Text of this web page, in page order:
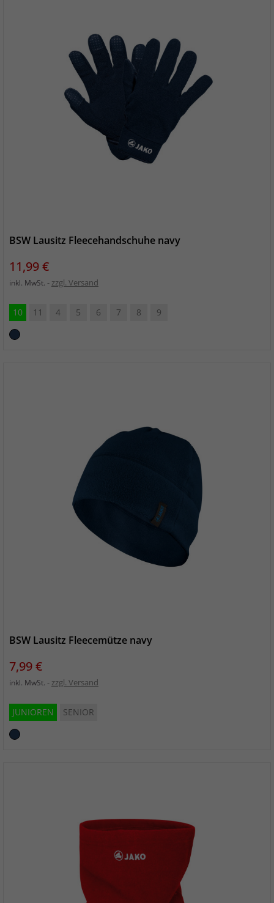
BSW Lausitz Fleecehandschuhe navy
Preis
11,99 €
inkl. MwSt. zzgl. Versand
10 11 4 5 6 7 8 9
marine
BSW Lausitz Fleecemütze navy
Preis
7,99 €
inkl. MwSt. zzgl. Versand
JUNIOREN SENIOR
marine